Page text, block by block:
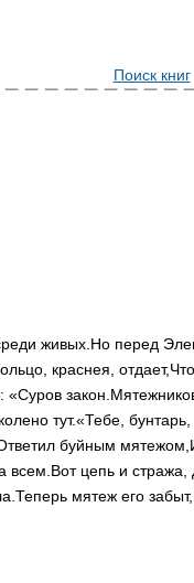
Поиск книг
живых. Но перед
краснея, отдает,
«Суров закон.
тут.«Тебе,
буйным мятежом,
всем. Вот цепь и стража,
Теперь мятеж его забыт,